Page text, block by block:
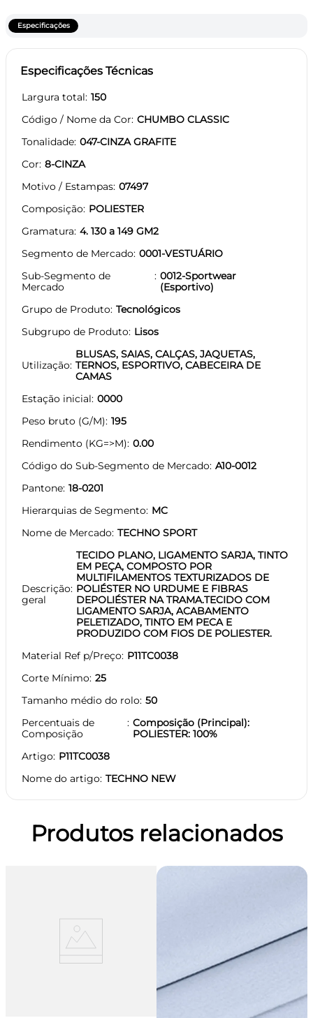
Especificações
Especificações Técnicas
Largura total 150
Código / Nome da Cor CHUMBO CLASSIC
Tonalidade 047-CINZA GRAFITE
Cor 8-CINZA
Motivo / Estampas 07497
Composição POLIESTER
Gramatura 4. 130 a 149 GM2
Segmento de Mercado 0001-VESTUÁRIO
Sub-Segmento de
Mercado
0012-Sportwear
(Esportivo)
Grupo de Produto Tecnológicos
Subgrupo de Produto Lisos
Utilização
BLUSAS, SAIAS, CALÇAS, JAQUETAS,
TERNOS, ESPORTIVO, CABECEIRA DE
CAMAS
Estação inicial 0000
Peso bruto (G/M) 195
Rendimento (KG=>M) 0.00
Código do Sub-Segmento de Mercado A10-0012
Pantone 18-0201
Hierarquias de Segmento MC
Nome de Mercado TECHNO SPORT
Descrição
geral
TECIDO PLANO, LIGAMENTO SARJA, TINTO
EM PEÇA, COMPOSTO POR
MULTIFILAMENTOS TEXTURIZADOS DE
POLIÉSTER NO URDUME E FIBRAS
DEPOLIÉSTER NA TRAMA.TECIDO COM
LIGAMENTO SARJA, ACABAMENTO
PELETIZADO, TINTO EM PECA E
PRODUZIDO COM FIOS DE POLIESTER.
Material Ref p/Preço P11TC0038
Corte Mínimo 25
Tamanho médio do rolo 50
Percentuais de
Composição
Composição (Principal):
POLIESTER: 100%
Artigo P11TC0038
Nome do artigo TECHNO NEW
Produtos relacionados